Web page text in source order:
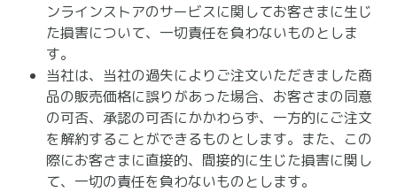
ンラインストアのサービスに関してお客さまに生じ
た損害について、一切責任を負わないものとしま
す。
当社は、当社の過失によりご注文いただきました商
品の販売価格に誤りがあった場合、お客さまの同意
の可否、承認の可否にかかわらず、一方的にご注文
を解約することができるものとします。また、この
際にお客さまに直接的、間接的に生じた損害に関し
て、一切の責任を負わないものとします。